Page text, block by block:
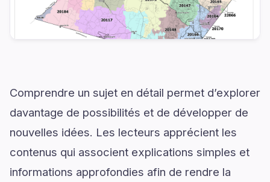
Comprendre un sujet en détail permet d’explorer
davantage de possibilités et de développer de
nouvelles idées. Les lecteurs apprécient les
contenus qui associent explications simples et
informations approfondies afin de rendre la